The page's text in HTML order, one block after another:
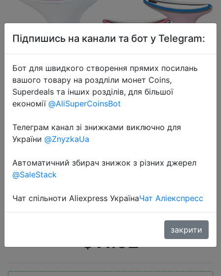
2022-12-15
Beauty Device LED Photon Firming
Rejuvenating Anti Wrinkle Thin
Massager
$11.62
Підпишись на канали та бот у Telegram:
Бот для швидкого створення прямих посилань
вашого товару на роздліли монет Coins,
Superdeals та інших розділів, для більшої
економії @AliSuperCoinsBot
Телеграм канал зі знижками виключно для
України @ZnyzkaUa
Автоматичний збирач знижок з різних джерел
@SaleStack
Чат спільноти Aliexpress УкраїнаЧат Аліекспресс
закрити